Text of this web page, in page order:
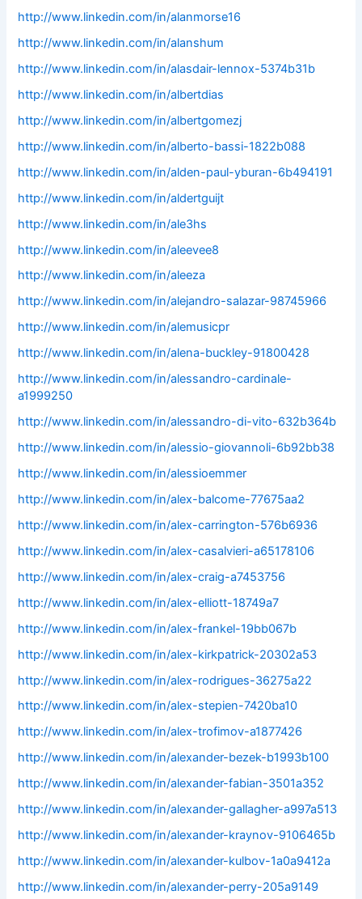
http://www.linkedin.com/in/alanmorse16
http://www.linkedin.com/in/alanshum
http://www.linkedin.com/in/alasdair-lennox-5374b31b
http://www.linkedin.com/in/albertdias
http://www.linkedin.com/in/albertgomezj
http://www.linkedin.com/in/alberto-bassi-1822b088
http://www.linkedin.com/in/alden-paul-yburan-6b494191
http://www.linkedin.com/in/aldertguijt
http://www.linkedin.com/in/ale3hs
http://www.linkedin.com/in/aleevee8
http://www.linkedin.com/in/aleeza
http://www.linkedin.com/in/alejandro-salazar-98745966
http://www.linkedin.com/in/alemusicpr
http://www.linkedin.com/in/alena-buckley-91800428
http://www.linkedin.com/in/alessandro-cardinale-
a1999250
http://www.linkedin.com/in/alessandro-di-vito-632b364b
http://www.linkedin.com/in/alessio-giovannoli-6b92bb38
http://www.linkedin.com/in/alessioemmer
http://www.linkedin.com/in/alex-balcome-77675aa2
http://www.linkedin.com/in/alex-carrington-576b6936
http://www.linkedin.com/in/alex-casalvieri-a65178106
http://www.linkedin.com/in/alex-craig-a7453756
http://www.linkedin.com/in/alex-elliott-18749a7
http://www.linkedin.com/in/alex-frankel-19bb067b
http://www.linkedin.com/in/alex-kirkpatrick-20302a53
http://www.linkedin.com/in/alex-rodrigues-36275a22
http://www.linkedin.com/in/alex-stepien-7420ba10
http://www.linkedin.com/in/alex-trofimov-a1877426
http://www.linkedin.com/in/alexander-bezek-b1993b100
http://www.linkedin.com/in/alexander-fabian-3501a352
http://www.linkedin.com/in/alexander-gallagher-a997a513
http://www.linkedin.com/in/alexander-kraynov-9106465b
http://www.linkedin.com/in/alexander-kulbov-1a0a9412a
http://www.linkedin.com/in/alexander-perry-205a9149